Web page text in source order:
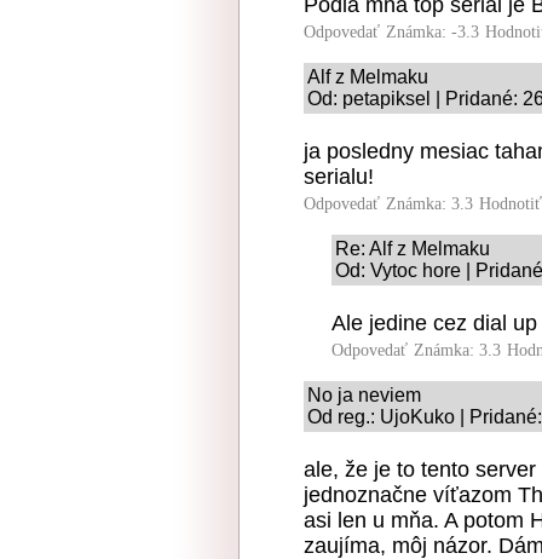
Odpovedať Známka: -3.3
Alf z Melmaku
Od: petapiksel | Pridané:
ja posledny mesiac
serialu!
Odpovedať Známka: 3.3
Re: Alf z Melmaku
Od: Vytoc hore |
Ale jedine cez dial
Odpovedať Známka: 3.3
No ja neviem
Od reg.: UjoKuko |
ale, že je to tento
jednoznačne víťazom
asi len u mňa. A potom
zaujíma, môj názor.